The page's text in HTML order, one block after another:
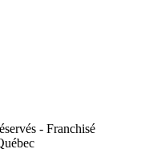
- Franchisé